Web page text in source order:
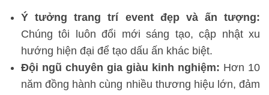
Ý tưởng trang trí event đẹp và ấn tượng:
Chúng tôi luôn đổi mới sáng tạo, cập nhật xu
hướng hiện đại để tạo dấu ấn khác biệt.
Đội ngũ chuyên gia giàu kinh nghiệm: Hơn 10
năm đồng hành cùng nhiều thương hiệu lớn, đảm